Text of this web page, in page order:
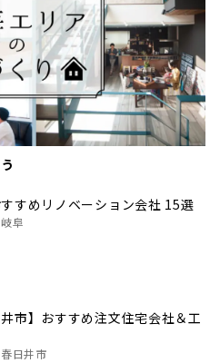
すすめリノベーション会社 15選
岐阜
井市】おすすめ注文住宅会社＆工
春日井市